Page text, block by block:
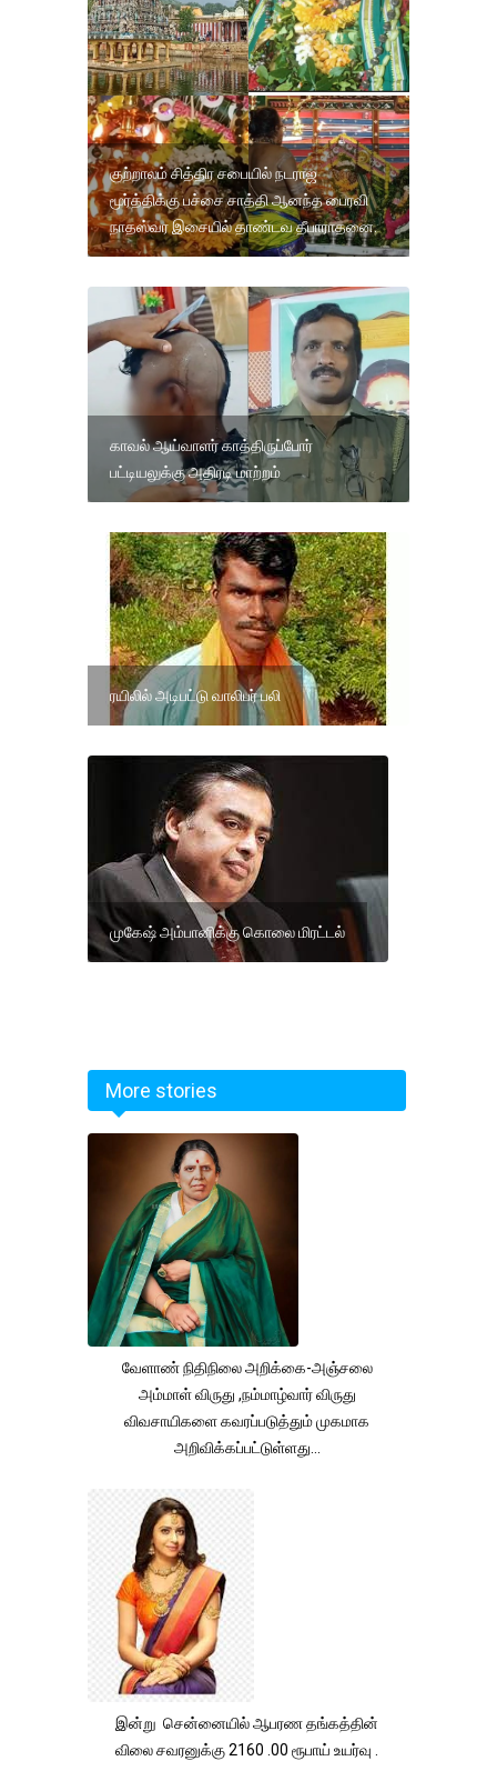
குற்றாலம் சித்திர சபையில் நடராஜ
மூர்த்திக்கு பச்சை சாத்தி ஆனந்த பைரவி
நாதஸ்வர இசையில் தாண்டவ தீபாராதனை.
காவல் ஆய்வாளர் காத்திருப்போர்
பட்டியலுக்கு அதிரடி மாற்றம்
ரயிலில் அடிபட்டு வாலிபர் பலி
முகேஷ் அம்பானிக்கு கொலை மிரட்டல்
More stories
வேளாண் நிதிநிலை அறிக்கை-அஞ்சலை
அம்மாள் விருது ,நம்மாழ்வார் விருது
விவசாயிகளை கவரப்படுத்தும் முகமாக
அறிவிக்கப்பட்டுள்ளது...
இன்று சென்னையில் ஆபரண தங்கத்தின்
விலை சவரனுக்கு 2160 .00 ரூபாய் உயர்வு .